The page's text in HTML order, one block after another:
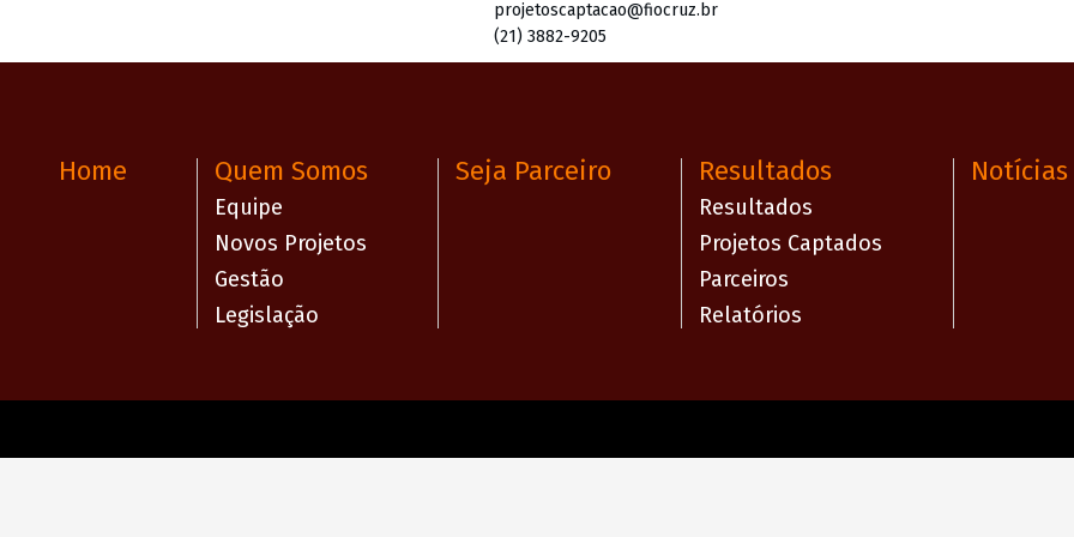
projetoscaptacao@fiocruz.br
(21) 3882-9205
Home Quem Somos
Equipe
Novos Projetos
Gestão
Legislação
Seja Parceiro Resultados
Resultados
Projetos Captados
Parceiros
Relatórios
Notícias